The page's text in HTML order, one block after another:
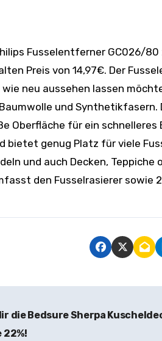
Preis von 14,97€. Der
neu aussehen lassen
Baumwolle und
Oberfläche für ein
bietet genug Platz für viele
und auch Decken,
den Fusselrasierer sowie
die Bedsure Sherpa
22%!